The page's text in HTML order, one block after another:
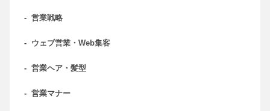
- 営業戦略
- ウェブ営業・Web集客
- 営業ヘア・髪型
- 営業マナー